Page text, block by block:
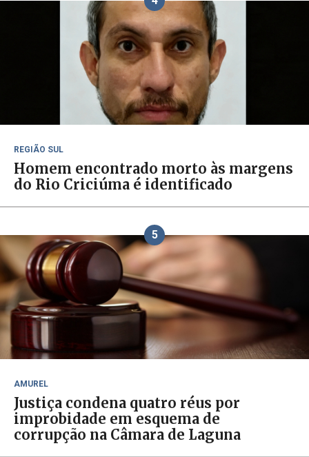
REGIÃO SUL
Homem encontrado morto às margens
do Rio Criciúma é identificado
5
AMUREL
Justiça condena quatro réus por
improbidade em esquema de
corrupção na Câmara de Laguna